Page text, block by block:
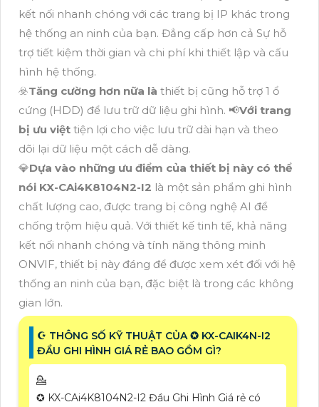
kết nối nhanh chóng với các trang bị IP khác trong
hệ thống an ninh của bạn. Đẳng cấp hơn cả Sự hỗ
trợ tiết kiệm thời gian và chi phí khi thiết lập và cấu
hình hệ thống.
☣️Tăng cường hơn nữa là thiết bị cũng hỗ trợ 1 ổ
cứng (HDD) để lưu trữ dữ liệu ghi hình. 📢Với trang
bị ưu việt tiện lợi cho việc lưu trữ dài hạn và theo
dõi lại dữ liệu một cách dễ dàng.
💎Dựa vào những ưu điểm của thiết bị này có thể
nói KX-CAi4K8104N2-I2 là một sản phẩm ghi hình
chất lượng cao, được trang bị công nghệ AI để
chống trộm hiệu quả. Với thiết kế tinh tế, khả năng
kết nối nhanh chóng và tính năng thông minh
ONVIF, thiết bị này đáng để được xem xét đối với hệ
thống an ninh của bạn, đặc biệt là trong các không
gian lớn.
☪ THÔNG SỐ KỸ THUẬT CỦA ✪ KX-CAIK4N-I2
ĐẦU GHI HÌNH GIÁ RẺ BAO GỒM GÌ?
💁
✪ KX-CAi4K8104N2-I2 Đầu Ghi Hình Giá rẻ có